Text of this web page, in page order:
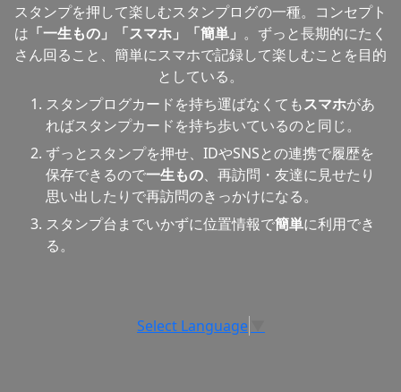
スタンプを押して楽しむスタンプログの一種。コンセプト
は 「一生もの」「スマホ」「簡単」 。ずっと長期的にたく
さん回ること、簡単にスマホで記録して楽しむことを目的
としている。
スタンプログカードを持ち運ばなくてもスマホがあ
ればスタンプカードを持ち歩いているのと同じ。
ずっとスタンプを押せ、IDやSNSとの連携で履歴を
保存できるので一生もの、再訪問・友達に見せたり
思い出したりで再訪問のきっかけになる。
スタンプ台までいかずに位置情報で簡単に利用でき
る。
Select Language